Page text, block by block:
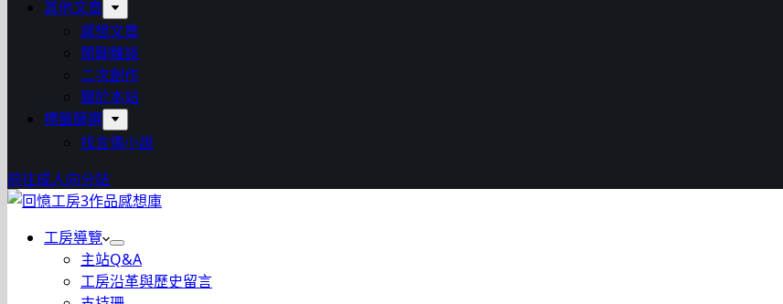
其他文章
感想文章
閒聊雜談
二次創作
關於本站
標籤篩選
找言情小說
前往成人向分站
工房導覽
主站Q&A
工房沿革與歷史留言